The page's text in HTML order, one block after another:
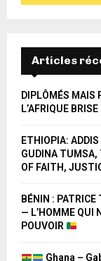
Articles
DIPLÔMÉS MAIS
L’AFRIQUE
ETHIOPIA:
GUDINA TUMSA,
OF FAITH,
BÉNIN : PATRICE
— L’HOMME QUI
POUVOIR
Ghana –